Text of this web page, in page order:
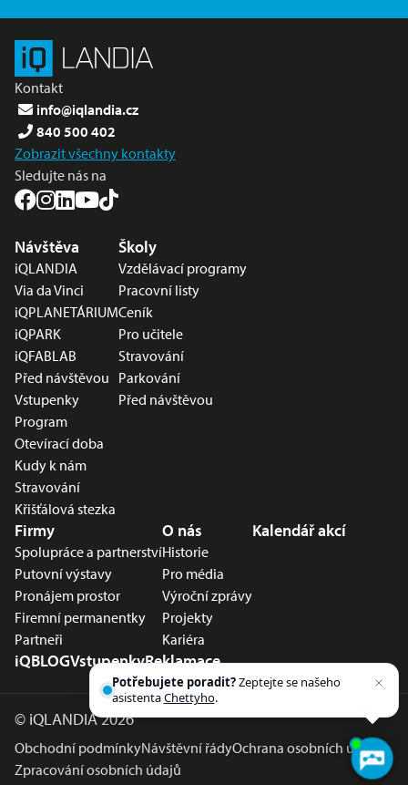
Kontakt
info@iqlandia.cz
840 500 402
Zobrazit všechny kontakty
Sledujte nás na
Nabídka v zápatí
Návštěva
iQLANDIA
Via da Vinci
iQPLANETÁRIUM
iQPARK
iQFABLAB
Před návštěvou
Vstupenky
Program
Otevírací doba
Kudy k nám
Stravování
Křišťálová stezka
Školy
Vzdělávací programy
Pracovní listy
Ceník
Pro učitele
Stravování
Parkování
Před návštěvou
Firmy
Spolupráce a partnerství
Putovní výstavy
Pronájem prostor
Firemní permanentky
Partneři
O nás
Historie
Pro média
Výroční zprávy
Projekty
Kariéra
Kalendář akcí
iQBLOGVstupenkyReklamace
© iQLANDIA 2026
Obchodní podmínkyNávštěvní řádyOchrana osobních údajů
Zpracování osobních údajů
Potřebujete poradit?Zeptejte se našeho
asistentaChettyho.